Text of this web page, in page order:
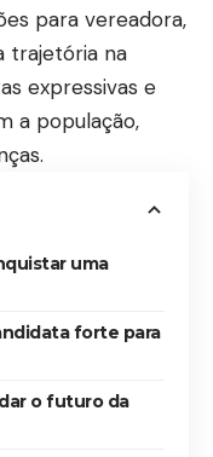
para vereadora,
trajetória na
expressivas e
a população,
uma
forte para
o futuro da